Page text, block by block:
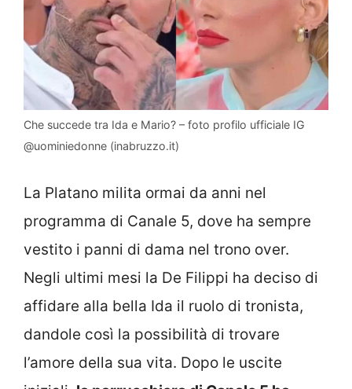
Che succede tra Ida e Mario? – foto profilo ufficiale IG
@uominiedonne (inabruzzo.it)
La Platano milita ormai da anni nel
programma di Canale 5, dove ha sempre
vestito i panni di dama nel trono over.
Negli ultimi mesi la De Filippi ha deciso di
affidare alla bella Ida il ruolo di tronista,
dandole così la possibilità di trovare
l’amore della sua vita. Dopo le uscite